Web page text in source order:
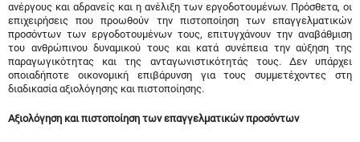
ανέργους και αδρανείς και η ανέλιξη των εργοδοτουμένων. Πρόσθετα, οι
επιχειρήσεις που προωθούν την πιστοποίηση των επαγγελματικών
προσόντων των εργοδοτουμένων τους, επιτυγχάνουν την αναβάθμιση
του ανθρώπινου δυναμικού τους και κατά συνέπεια την αύξηση της
παραγωγικότητας και της ανταγωνιστικότητάς τους. Δεν υπάρχει
οποιαδήποτε οικονομική επιβάρυνση για τους συμμετέχοντες στη
διαδικασία αξιολόγησης και πιστοποίησης.
Αξιολόγηση και πιστοποίηση των επαγγελματικών προσόντων